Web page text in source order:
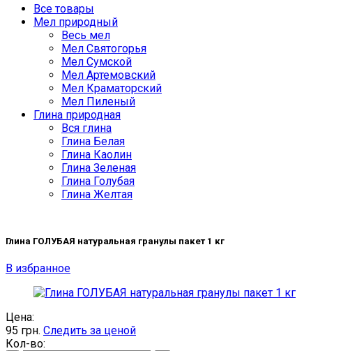
Все товары
Мел природный
Весь мел
Мел Святогорья
Мел Сумской
Мел Артемовский
Мел Краматорский
Мел Пиленый
Глина природная
Вся глина
Глина Белая
Глина Каолин
Глина Зеленая
Глина Голубая
Глина Желтая
Глина ГОЛУБАЯ натуральная гранулы пакет 1 кг
В избранное
Цена:
95 грн. Следить за ценой
Кол-во: